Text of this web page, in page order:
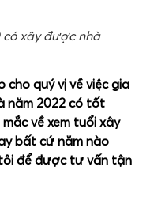
có xây được nhà
quý vị về việc gia
năm 2022 có tốt
về xem tuổi xây
bất cứ năm nào
để được tư vấn tận